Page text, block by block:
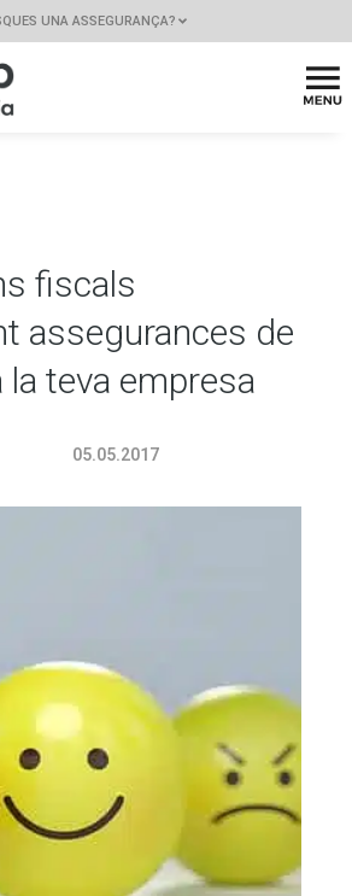
UNA ASSEGURANÇA?
fiscals
assegurances de
la teva empresa
05.05.2017